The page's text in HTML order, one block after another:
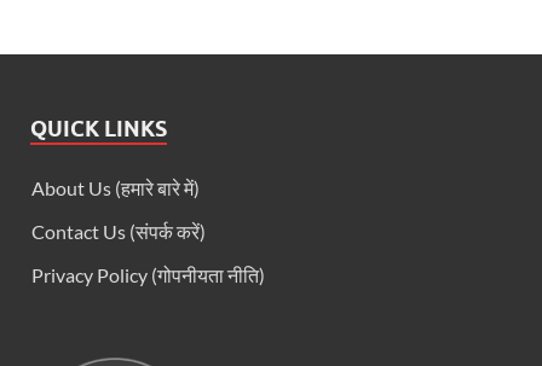
QUICK LINKS
About Us (हमारे बारे में)
Contact Us (संपर्क करें)
Privacy Policy (गोपनीयता नीति)